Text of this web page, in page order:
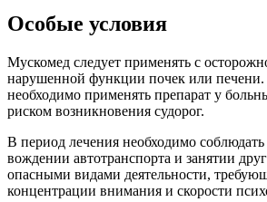
Особые условия
Мускомед следует применять с
нарушенной функции почек или
необходимо применять препарат у
риском возникновения судорог.
В период лечения необходимо
вождении автотранспорта и занятии
опасными видами деятельности,
концентрации внимания и скорости